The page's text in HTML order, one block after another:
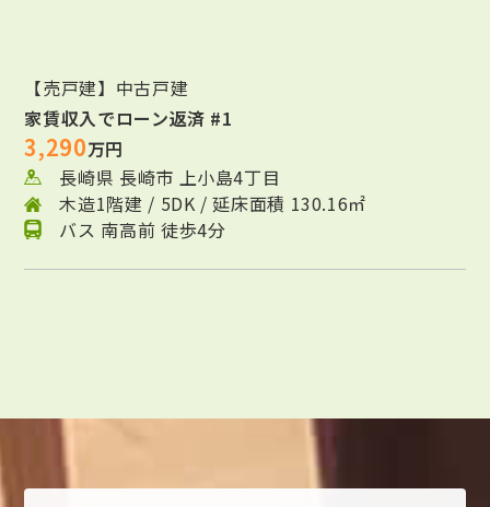
【売戸建】中古戸建
家賃収入でローン返済 #1
3,290万円
長崎県 長崎市 上小島4丁目
木造1階建 / 5DK / 延床面積 130.16㎡
バス 南高前 徒歩4分